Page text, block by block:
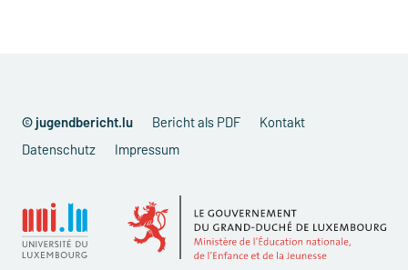
© jugendbericht.lu Bericht als PDF
Kontakt
Datenschutz
Impressum